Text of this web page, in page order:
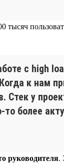
тысяч
с high
к нам
Стек у
более
руководителя.